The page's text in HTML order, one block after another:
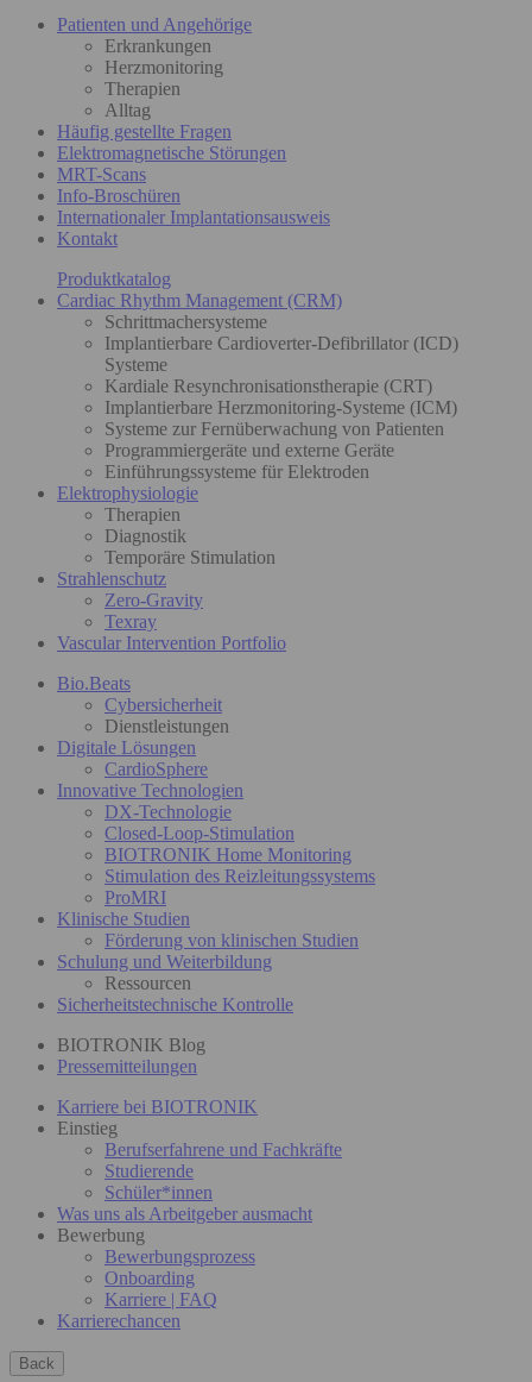
Patienten und Angehörige
Erkrankungen
Herzmonitoring
Therapien
Alltag
Häufig gestellte Fragen
Elektromagnetische Störungen
MRT-Scans
Info-Broschüren
Internationaler Implantationsausweis
Kontakt
Produktkatalog
Cardiac Rhythm Management (CRM)
Schrittmachersysteme
Implantierbare Cardioverter-Defibrillator (ICD)
Systeme
Kardiale Resynchronisationstherapie (CRT)
Implantierbare Herzmonitoring-Systeme (ICM)
Systeme zur Fernüberwachung von Patienten
Programmiergeräte und externe Geräte
Einführungssysteme für Elektroden
Elektrophysiologie
Therapien
Diagnostik
Temporäre Stimulation
Strahlenschutz
Zero-Gravity
Texray
Vascular Intervention Portfolio
Bio.Beats
Cybersicherheit
Dienstleistungen
Digitale Lösungen
CardioSphere
Innovative Technologien
DX-Technologie
Closed-Loop-Stimulation
BIOTRONIK Home Monitoring
Stimulation des Reizleitungssystems
ProMRI
Klinische Studien
Förderung von klinischen Studien
Schulung und Weiterbildung
Ressourcen
Sicherheitstechnische Kontrolle
BIOTRONIK Blog
Pressemitteilungen
Karriere bei BIOTRONIK
Einstieg
Berufserfahrene und Fachkräfte
Studierende
Schüler*innen
Was uns als Arbeitgeber ausmacht
Bewerbung
Bewerbungsprozess
Onboarding
Karriere | FAQ
Karrierechancen
Back